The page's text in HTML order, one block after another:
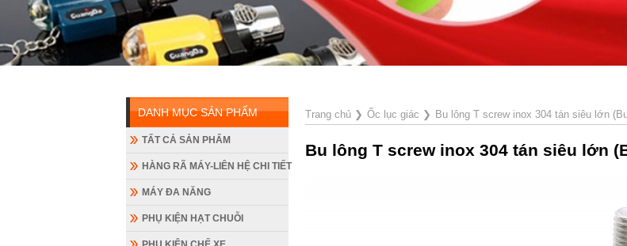
DANH MỤC SẢN PHẨM
TẤT CẢ SẢN PHẨM
HÀNG RÃ MÁY-LIÊN HỆ CHI TIẾT
MÁY ĐA NĂNG
PHỤ KIỆN HẠT CHUỖI
Trang chủ❯ Ốc lục giác ❯ Bu lông T screw inox 304 tán siêu lớn
Bu lông T screw inox 304 tán siêu lớn